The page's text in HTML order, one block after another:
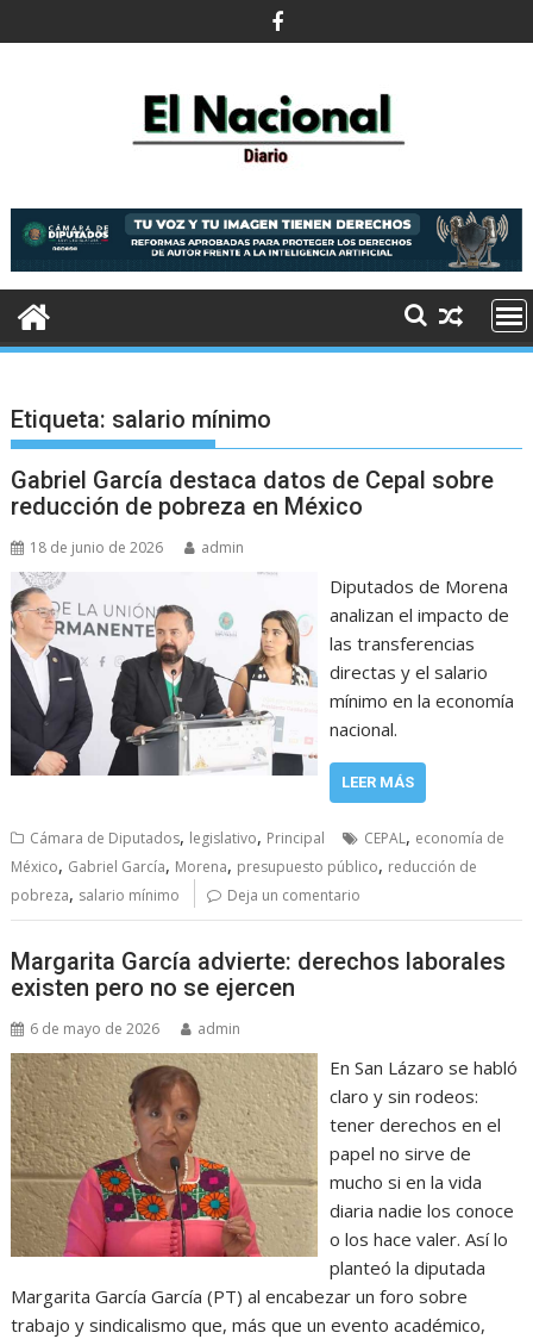
al
Etiqueta: salario mínimo
Gabriel García destaca datos de Cepal sobre
reducción de pobreza en México
18 de junio de 2026 admin
Diputados de Morena
analizan el impacto de
las transferencias
directas y el salario
mínimo en la economía
nacional.
LEER MÁS
Cámara de Diputados, legislativo, Principal CEPAL, economía de
México, Gabriel García, Morena, presupuesto público, reducción de
pobreza, salario mínimo Deja un comentario
Margarita García advierte: derechos laborales
existen pero no se ejercen
6 de mayo de 2026 admin
En San Lázaro se habló
claro y sin rodeos:
tener derechos en el
papel no sirve de
mucho si en la vida
diaria nadie los conoce
o los hace valer. Así lo
planteó la diputada
Margarita García García (PT) al encabezar un foro sobre
trabajo y sindicalismo que, más que un evento académico,